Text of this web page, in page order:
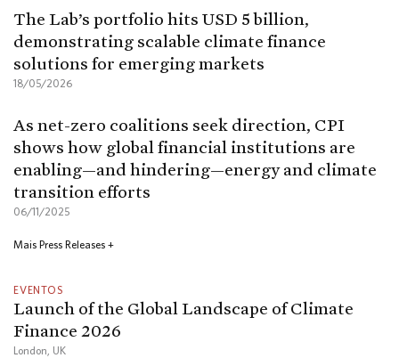
The Lab’s portfolio hits USD 5 billion,
demonstrating scalable climate finance
solutions for emerging markets
18/05/2026
As net-zero coalitions seek direction, CPI
shows how global financial institutions are
enabling—and hindering—energy and climate
transition efforts
06/11/2025
Mais Press Releases +
EVENTOS
Launch of the Global Landscape of Climate
Finance 2026
London, UK